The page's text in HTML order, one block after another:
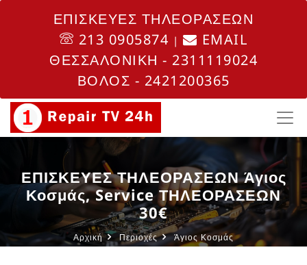
ΕΠΙΣΚΕΥΕΣ ΤΗΛΕΟΡΑΣΕΩΝ
213 0905874 |
EMAIL
ΘΕΣΣΑΛΟΝΙΚΗ - 2311119024
ΒΟΛΟΣ - 2421200365
ΕΠΙΣΚΕΥΕΣ ΤΗΛΕΟΡΑΣΕΩΝ Άγιος
Κοσμάς, Service ΤΗΛΕΟΡΑΣΕΩΝ
30€
Αρχική Περιοχές Άγιος Κοσμάς